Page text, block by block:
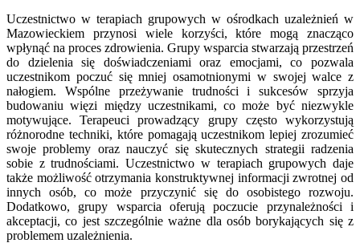
Uczestnictwo w terapiach grupowych w ośrodkach uzależnień w
Mazowieckiem przynosi wiele korzyści, które mogą znacząco
wpłynąć na proces zdrowienia. Grupy wsparcia stwarzają przestrzeń
do dzielenia się doświadczeniami oraz emocjami, co pozwala
uczestnikom poczuć się mniej osamotnionymi w swojej walce z
nałogiem. Wspólne przeżywanie trudności i sukcesów sprzyja
budowaniu więzi między uczestnikami, co może być niezwykle
motywujące. Terapeuci prowadzący grupy często wykorzystują
różnorodne techniki, które pomagają uczestnikom lepiej zrozumieć
swoje problemy oraz nauczyć się skutecznych strategii radzenia
sobie z trudnościami. Uczestnictwo w terapiach grupowych daje
także możliwość otrzymania konstruktywnej informacji zwrotnej od
innych osób, co może przyczynić się do osobistego rozwoju.
Dodatkowo, grupy wsparcia oferują poczucie przynależności i
akceptacji, co jest szczególnie ważne dla osób borykających się z
problemem uzależnienia.